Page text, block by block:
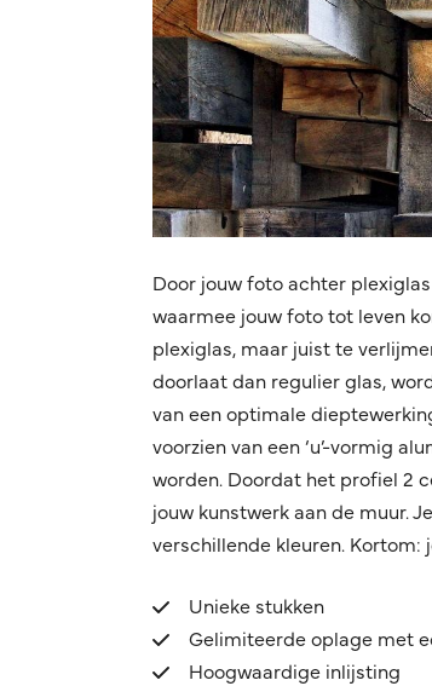
Door jouw foto achter
waarmee jouw foto tot leven
plexiglas, maar juist te
doorlaat dan regulier glas,
van een optimale
voorzien van een ‘u’-vormig
worden. Doordat het profiel 2
jouw kunstwerk aan de muur.
verschillende kleuren.
Unieke stukken
Gelimiteerde oplage met
Hoogwaardige inlijsting